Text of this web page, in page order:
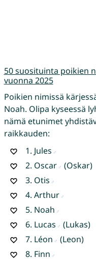
50 suosituinta poikien
vuonna 2025
Poikien nimissä
Noah. Olipa kyseessä
nämä etunimet
raikkauden:
1. Jules
2. Oscar
(Oskar)
3. Otis
4. Arthur
5. Noah
6. Lucas
(Lukas)
7. Léon
(Leon)
8. Finn